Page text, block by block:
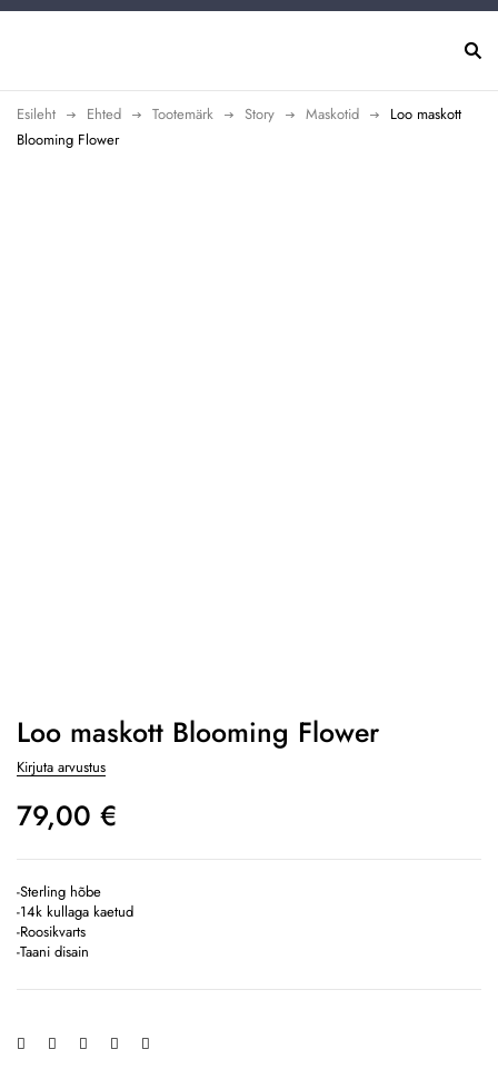
Esileht Ehted Tootemärk Story Maskotid
Loo maskott
Blooming Flower
Loo maskott Blooming Flower
Kirjuta arvustus
79,00 €
-Sterling hõbe
-14k kullaga kaetud
-Roosikvarts
-Taani disain